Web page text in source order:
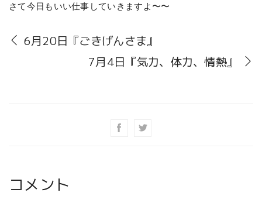
さて今日もいい仕事していきますよ〜〜
6月20日『ごきげんさま』
7月4日『気力、体力、情熱』
コメント